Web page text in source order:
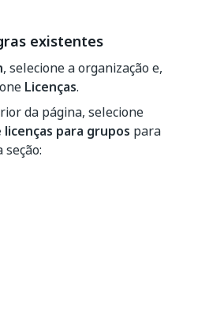
existentes
, selecione a organização e,
Licenças.
da página, selecione
licenças para grupos para